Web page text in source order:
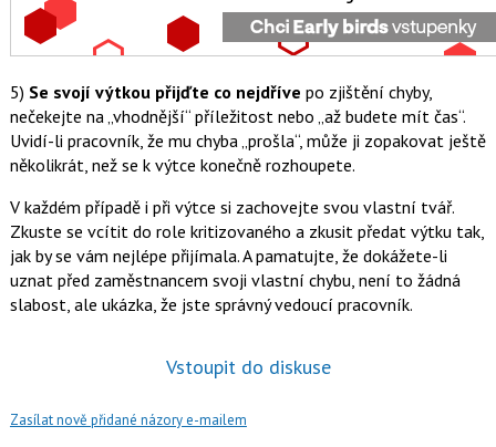
5) Se svojí výtkou přijďte co nejdříve po zjištění chyby,
nečekejte na „vhodnější“ příležitost nebo „až budete mít čas“.
Uvidí-li pracovník, že mu chyba „prošla“, může ji zopakovat ještě
několikrát, než se k výtce konečně rozhoupete.
V každém případě i při výtce si zachovejte svou vlastní tvář.
Zkuste se vcítit do role kritizovaného a zkusit předat výtku tak,
jak by se vám nejlépe přijímala. A pamatujte, že dokážete-li
uznat před zaměstnancem svoji vlastní chybu, není to žádná
slabost, ale ukázka, že jste správný vedoucí pracovník.
Vstoupit do diskuse
Zasílat nově přidané názory e-mailem